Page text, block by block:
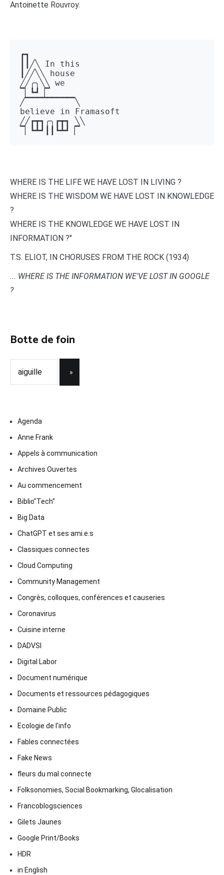
Antoinette Rouvroy.
┏┓
┃┃╱╲ In this
┃╱╱╲╲ house
╱╱╭╮╲╲ we
▔▏┗┛▕▔
╱▔▔▔▔▔▔▔▔▔▔╲
believe in Framasoft
╱╱┏┳┓╭╮┏┳┓ ╲╲
▔▏┗┻┛┃┃┗┻┛▕▔
WHERE IS THE LIFE WE HAVE LOST IN LIVING ?
WHERE IS THE WISDOM WE HAVE LOST IN KNOWLEDGE
?
WHERE IS THE KNOWLEDGE WE HAVE LOST IN
INFORMATION ?"
T.S. ELIOT, IN CHORUSES FROM THE ROCK (1934)
... WHERE IS THE INFORMATION WE'VE LOST IN GOOGLE
?
Botte de foin
Agenda
Anne Frank
Appels à communication
Archives Ouvertes
Au commencement
Biblio"Tech"
Big Data
ChatGPT et ses ami.e.s
Classiques connectes
Cloud Computing
Community Management
Congrès, colloques, conférences et causeries
Coronavirus
Cuisine interne
DADVSI
Digital Labor
Document numérique
Documents et ressources pédagogiques
Domaine Public
Ecologie de l'info
Fables connectées
Fake News
fleurs du mal connecte
Folksonomies, Social Bookmarking, Glocalisation
Francoblogsciences
Gilets Jaunes
Google Print/Books
HDR
in English